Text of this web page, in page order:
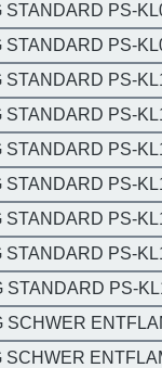
PS-
PS-
PS-
PS-
PS-
PS-
PS-
PS-
PS-